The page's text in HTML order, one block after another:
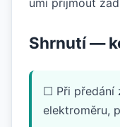
umí přijmout
Shrnutí —
☐ Při předání
elektroměru,